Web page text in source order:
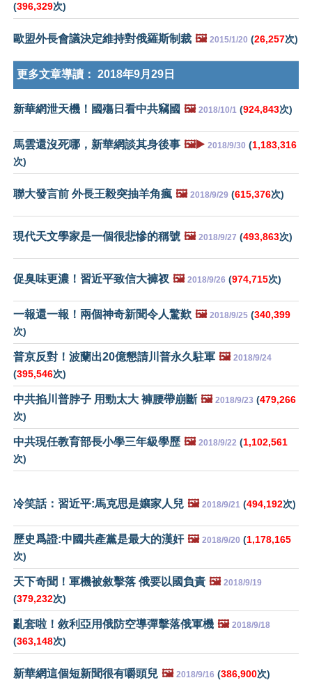
(396,329次)
歐盟外長會議決定維持對俄羅斯制裁 🖼️ 2015/1/20 (26,257次)
更多文章導讀： 2018年9月29日
新華網泄天機！國殤日看中共竊國 🖼️ 2018/10/1 (924,843次)
馬雲還沒死哪，新華網談其身後事 🖼️▶️ 2018/9/30 (1,183,316
次)
聯大發言前 外長王毅突抽羊角瘋 🖼️ 2018/9/29 (615,376次)
現代天文學家是一個很悲慘的稱號 🖼️ 2018/9/27 (493,863次)
促臭味更濃！習近平致信大褲衩 🖼️ 2018/9/26 (974,715次)
一報還一報！兩個神奇新聞令人驚歎 🖼️ 2018/9/25 (340,399
次)
普京反對！波蘭出20億懇請川普永久駐軍 🖼️ 2018/9/24
(395,546次)
中共掐川普脖子 用勁太大 褲腰帶崩斷 🖼️ 2018/9/23 (479,266
次)
中共現任教育部長小學三年級學歷 🖼️ 2018/9/22 (1,102,561
次)
冷笑話：習近平:馬克思是孃家人兒 🖼️ 2018/9/21 (494,192次)
歷史爲證:中國共產黨是最大的漢奸 🖼️ 2018/9/20 (1,178,165
次)
天下奇聞！軍機被敘擊落 俄要以國負責 🖼️ 2018/9/19
(379,232次)
亂套啦！敘利亞用俄防空導彈擊落俄軍機 🖼️ 2018/9/18
(363,148次)
新華網這個短新聞很有嚼頭兒 🖼️ 2018/9/16 (386,900次)